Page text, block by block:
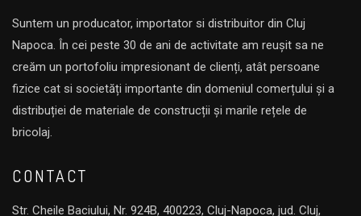
Suntem un producator, importator si distribuitor din Cluj
Napoca. În cei peste 30 de ani de activitate am reușit sa ne
creăm un portofoliu impresionant de clienți, atât persoane
fizice cat si societăți importante din domeniul comerțului și a
distribuției de materiale de construcții și marile rețele de
bricolaj.
CONTACT
Str. Cheile Baciului, Nr. 924B, 400223, Cluj-Napoca, jud. Cluj,